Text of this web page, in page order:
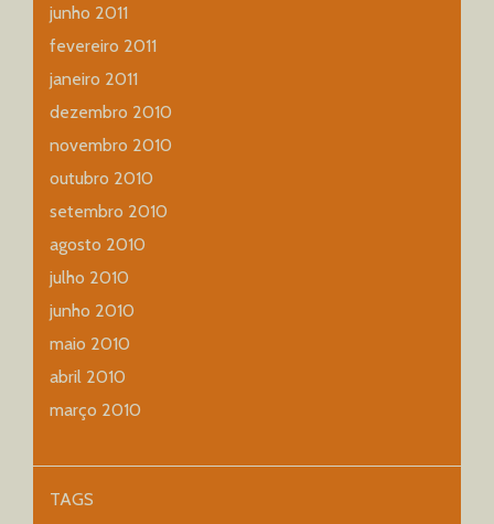
junho 2011
fevereiro 2011
janeiro 2011
dezembro 2010
novembro 2010
outubro 2010
setembro 2010
agosto 2010
julho 2010
junho 2010
maio 2010
abril 2010
março 2010
TAGS